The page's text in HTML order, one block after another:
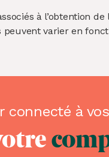
à l’obtention
peuvent varier en
connecté à